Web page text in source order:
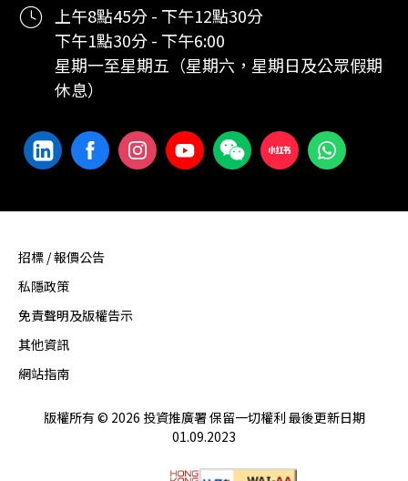
上午8點45分 - 下午12點30分
下午1點30分 - 下午6:00
星期一至星期五（星期六，星期日及公眾假期
休息）
招標 / 報價公告
私隱政策
免責聲明及版權告示
其他資訊
網站指南
版權所有 © 2026 投資推廣署 保留一切權利 最後更新日期
01.09.2023